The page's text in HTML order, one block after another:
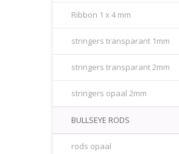
Ribbon 1 x 4 mm
stringers transparant 1mm
stringers transparant 2mm
stringers opaal 2mm
BULLSEYE RODS
rods opaal